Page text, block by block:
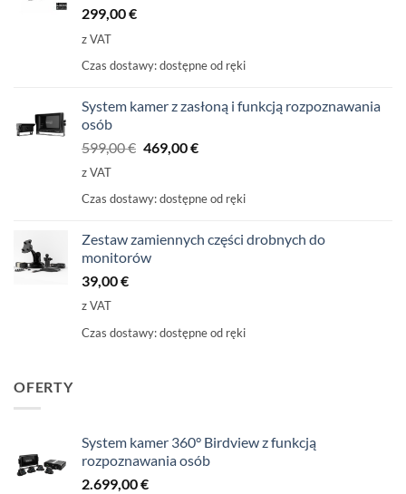
299,00€
z VAT
Czas dostawy:dostępne od ręki
System kamer z zasłoną i funkcją rozpoznawania
osób
599,00€ Pierwotna
599,00
469,00€Aktualna
469,00
z VAT
Czas dostawy:dostępne od ręki
Zestaw zamiennych części drobnych do
monitorów
39,00€
z VAT
Czas dostawy:dostępne od ręki
OFERTY
System kamer 360° Birdview z funkcją
rozpoznawania osób
2.699,00€